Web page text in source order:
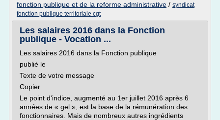
fonction publique et de la reforme administrative / syndicat
fonction publique territoriale cgt
Les salaires 2016 dans la Fonction
publique - Vocation ...
Les salaires 2016 dans la Fonction publique
publié le
Texte de votre message
Copier
Le point d'indice, augmenté au 1er juillet 2016 après 6
années de « gel », est la base de la rémunération des
fonctionnaires. Mais de nombreux autres ingrédients